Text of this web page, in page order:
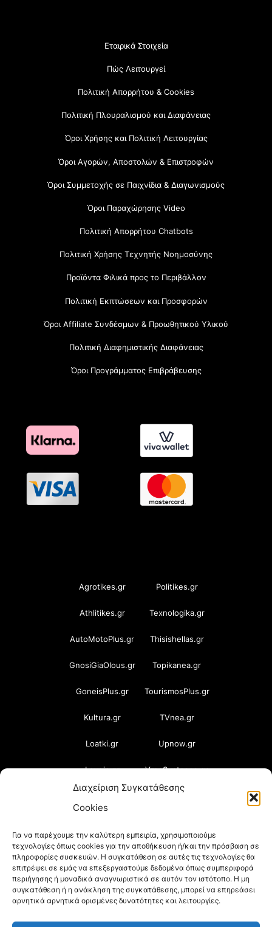
Διαχείριση Συγκατάθεσης
Cookies
Για να παρέχουμε την καλύτερη εμπειρία, χρησιμοποιούμε
τεχνολογίες όπως cookies για την αποθήκευση ή/και την πρόσβαση σε
πληροφορίες συσκευών. Η συγκατάθεση σε αυτές τις τεχνολογίες θα
επιτρέψει σε εμάς να επεξεργαστούμε δεδομένα όπως συμπεριφορά
περιήγησης ή μοναδικά αναγνωριστικά σε αυτόν τον ιστότοπο. Η μη
συγκατάθεση ή η ανάκληση της συγκατάθεσης, μπορεί να επηρεάσει
αρνητικά αρνητικά ορισμένες δυνατότητες και λειτουργίες.
Εταιρικά Στοιχεία
Πώς Λειτουργεί
Πολιτική Απορρήτου & Cookies
Πολιτική Πλουραλισμού και Διαφάνειας
Όροι Χρήσης και Πολιτική Λειτουργίας
Όροι Αγορών, Αποστολών & Επιστροφών
Όροι Συμμετοχής σε Παιχνίδια & Διαγωνισμούς
Όροι Παραχώρησης Video
Πολιτική Απορρήτου Chatbots
Πολιτική Χρήσης Τεχνητής Νοημοσύνης
Προϊόντα Φιλικά προς το Περιβάλλον
Πολιτική Εκπτώσεων και Προσφορών
Όροι Affiliate Συνδέσμων & Προωθητικού Υλικού
Πολιτική Διαφημιστικής Διαφάνειας
Όροι Προγράμματος Επιβράβευσης
Agrotikes.gr Politikes.gr
Athlitikes.gr Texnologika.gr
AutoMotoPlus.gr Thisishellas.gr
GnosiGiaOlous.gr Topikanea.gr
GoneisPlus.gr TourismosPlus.gr
Kultura.gr TVnea.gr
Loatki.gr Upnow.gr
Loveis.gr VresSyntages.gr
ModernaGynaika.gr Xristianika.gr
Oikotropia.gr ZoumeSpiti.gr
Perepet.gr